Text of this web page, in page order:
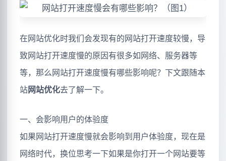
在网站优化时我们会发现有的网站打开速度较慢，导
致网站打开速度慢的原因有很多如网络、服务器等
等，那么网站打开速度慢有哪些影响呢？下文跟随本
站网站优化去了解一下。
一、会影响用户的体验度
如果网站打开速度慢就会影响到用户体验度，现在是
网络时代，换位思考一下如果是你打开一个网站要等